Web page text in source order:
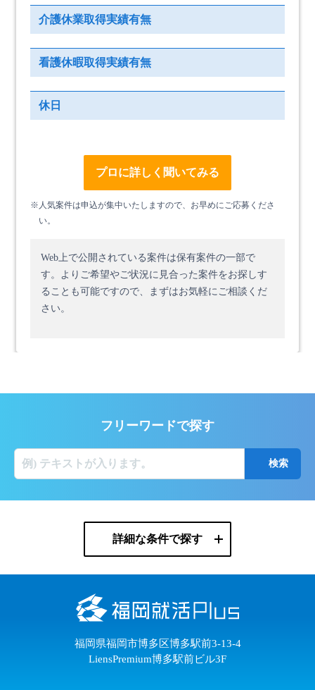
介護休業取得実績有無
看護休暇取得実績有無
休日
プロに詳しく聞いてみる
※人気案件は申込が集中いたしますので、お早めにご応募くださ
い。
Web上で公開されている案件は保有案件の一部で
す。 よりご希望やご状況に見合った案件をお探しす
ることも可能ですので、まずはお気軽にご相談くだ
さい。
フリーワードで探す
詳細な条件で探す
福岡県福岡市博多区博多駅前3-13-4
LiensPremium博多駅前ビル3F